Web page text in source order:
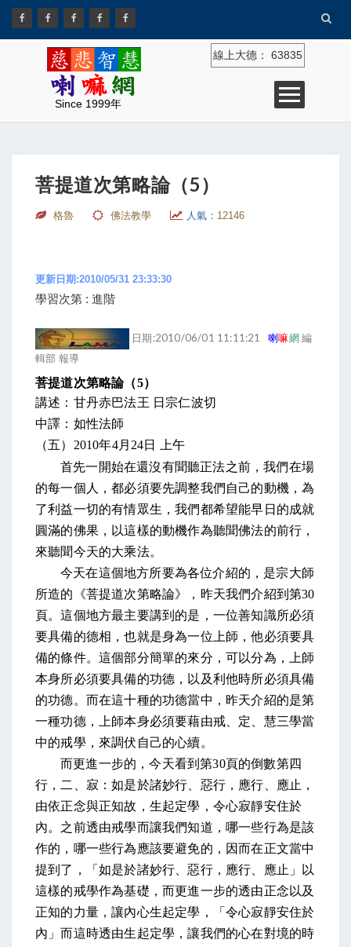
Since 1999年
線上大德： 63835
菩提道次第略論（5）
格魯 佛法教學 人氣： 12146
更新日期:2010/05/31 23:33:30
學習次第 : 進階
日期:2010/06/01 11:11:21喇嘛網編
輯部 報導
菩提道次第略論（5）
講述：甘丹赤巴法王 日宗仁波切
中譯：如性法師
（五） 2010年4月 24日
上午
首先一開始在還沒有聞聽正法之前，我們在場
的每一個人，都必須要先調整我們自己的動機，為
了利益一切的有情眾生，我們都希望能早日的成就
圓滿的佛果，以這樣的動機作為聽聞佛法的前行，
來聽聞今天的大乘法。
今天在這個地方所要為各位介紹的，是宗大師
所造的《菩提道次第略論》，昨天我們介紹到第30
頁。這個地方最主要講到的是，一位善知識所必須
要具備的德相，也就是身為一位上師，他必須要具
備的條件。這個部分簡單的來分，可以分為，上師
本身所必須要具備的功德，以及利他時所必須具備
的功德。而在這十種的功德當中，昨天介紹的是第
一種功德，上師本身必須要藉由戒、定、慧三學當
中的戒學，來調伏自己的心續。
而更進一步的，今天看到第30頁的倒數第四
行，二、 寂：如是於諸妙行、惡行，應行、應止，
由依正念與正知故，生起定學，令心寂靜安住於
內。之前透由戒學而讓我們知道，哪一些行為是該
作的，哪一些行為應該要避免的，因而在正文當中
提到了，「如是於諸妙行、惡行，應行、應止」以
這樣的戒學作為基礎，而更進一步的透由正念以及
正知的力量，讓內心生起定學，「令心寂靜安住於
內」而這時透由生起定學，讓我們的心在對境的時